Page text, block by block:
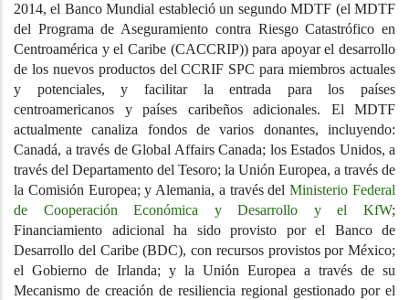
2014, el Banco Mundial estableció un segundo MDTF (el MDTF
del Programa de Aseguramiento contra Riesgo Catastrófico en
Centroamérica y el Caribe (CACCRIP)) para apoyar el desarrollo
de los nuevos productos del CCRIF SPC para miembros actuales
y potenciales, y facilitar la entrada para los países
centroamericanos y países caribeños adicionales. El MDTF
actualmente canaliza fondos de varios donantes, incluyendo:
Canadá, a través de Global Affairs Canada; los Estados Unidos, a
través del Departamento del Tesoro; la Unión Europea, a través de
la Comisión Europea; y Alemania, a través delMinisterio Federal
de Cooperación Económica y Desarrollo y el KfW;
Financiamiento adicional ha sido provisto por el Banco de
Desarrollo del Caribe (BDC), con recursos provistos por México;
el Gobierno de Irlanda; y la Unión Europea a través de su
Mecanismo de creación de resiliencia regional gestionado por el